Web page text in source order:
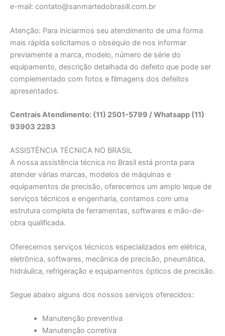
e-mail: contato@sanmartedobrasill.com.br
Atenção: Para iniciarmos seu atendimento de uma forma
mais rápida solicitamos o obséquio de nos informar
previamente a marca, modelo, número de série do
equipamento, descrição detalhada do defeito que pode ser
complementado com fotos e filmagens dos defeitos
apresentados.
Centrais Atendimento: (11) 2501-5799 / Whatsapp (11)
93903 2283
ASSISTÊNCIA TÉCNICA NO BRASIL
A nossa assistência técnica no Brasil está pronta para
atender várias marcas, modelos de máquinas e
equipamentos de precisão, oferecemos um amplo leque de
serviços técnicos e engenharia, contamos com uma
estrutura completa de ferramentas, softwares e mão-de-
obra qualificada.
Oferecemos serviços técnicos especializados em elétrica,
eletrônica, softwares, mecânica de precisão, pneumática,
hidráulica, refrigeração e equipamentos ópticos de precisão.
Segue abaixo alguns dos nossos serviços oferecidos:
Manutenção preventiva
Manutenção corretiva